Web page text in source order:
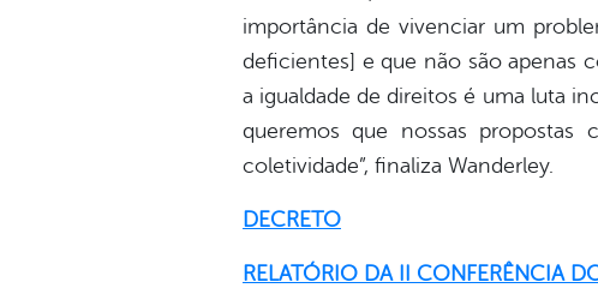
importância de vivenciar um
deficientes] e que não são apenas
a igualdade de direitos é uma luta
queremos que nossas
coletividade”, finaliza Wanderley.
DECRETO
RELATÓRIO DA II CONFERÊNCIA